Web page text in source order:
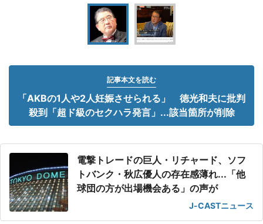
記事本文を読む
「AKBの1人や2人妊娠させられる」 徳光和夫に批判
殺到「超ド級のセクハラ発言」...該当箇所が削除
電撃トレードの巨人・リチャード、ソフ
トバンク・秋広優人の存在感薄れ...「他
球団の方が出場機会ある」の声が
J-CASTニュース